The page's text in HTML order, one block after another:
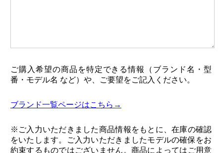
ご購入希望の商品を特定できる情報（ブランド名・型
番・モデル名 など）や、ご要望をご記入ください。
ブランド一覧ページはこちら→
※ご入力いただきました商品情報をもとに、在庫の確認
をいたします。ご入力いただきましたモデルの確保をお
約束するものではございません。商品によってはご用意